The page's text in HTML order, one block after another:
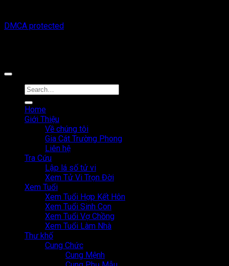
DMCA protected
Home
Giới Thiệu
Về chúng tôi
Gia Cát Trường Phong
Liên hệ
Tra Cứu
Lập lá số tử vi
Xem Tử Vi Trọn Đời
Xem Tuổi
Xem Tuổi Hợp Kết Hôn
Xem Tuổi Sinh Con
Xem Tuổi Vợ Chồng
Xem Tuổi Làm Nhà
Thư khố
Cung Chức
Cung Mệnh